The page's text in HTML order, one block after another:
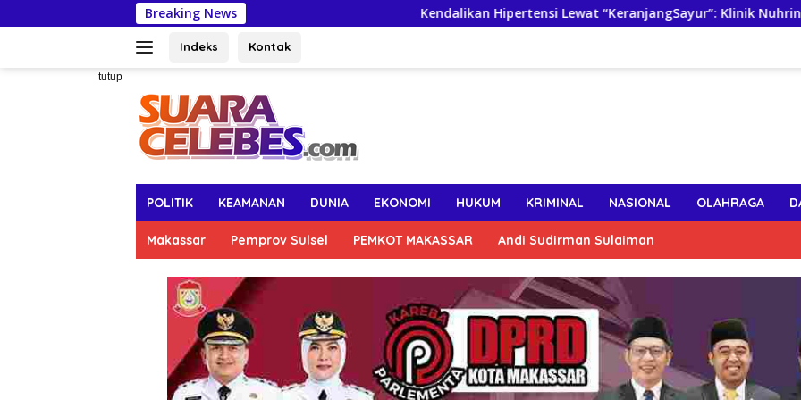
ke
Breaking News Kendalikan Hipertensi Lewat “KeranjangSayur”: Klinik Nuhrintama
Indeks Kontak
tutup
POLITIK KEAMANAN DUNIA EKONOMI HUKUM KRIMINAL NASIONAL OLAHRAGA
Makassar Pemprov Sulsel PEMKOT MAKASSAR Andi Sudirman Sulaiman